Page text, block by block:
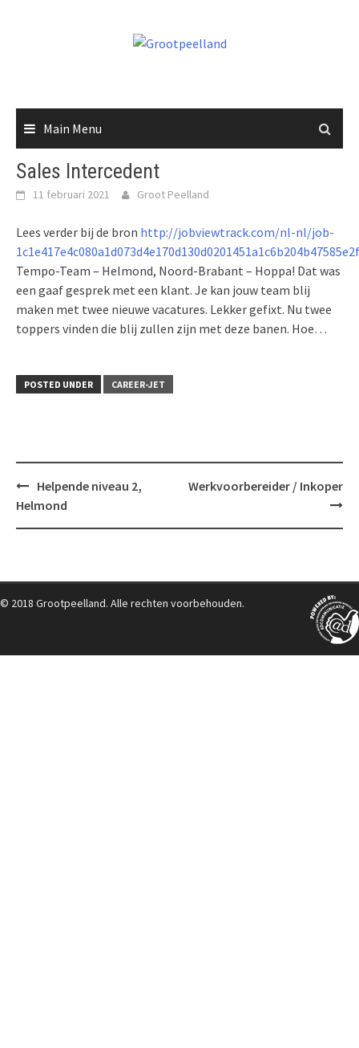
Main Menu
Sales Intercedent
11 februari 2021 Groot Peelland
Lees verder bij de bron http://jobviewtrack.com/nl-nl/job-
Tempo-Team – Helmond, Noord-Brabant – Hoppa! Dat was
een gaaf gesprek met een klant. Je kan jouw team blij
maken met twee nieuwe vacatures. Lekker gefixt. Nu twee
toppers vinden die blij zullen zijn met deze banen. Hoe…
POSTED UNDER CAREER-JET
Post
navigation
Helpende niveau 2,
Helmond
Werkvoorbereider / Inkoper
© 2018 Grootpeelland. Alle rechten voorbehouden.